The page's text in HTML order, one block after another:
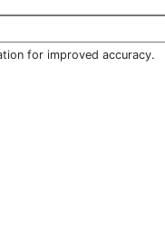
for improved accuracy.